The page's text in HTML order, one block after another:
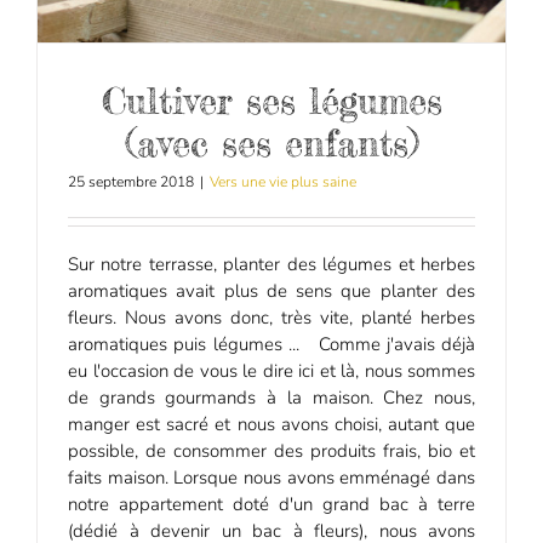
Cultiver ses légumes
(avec ses enfants)
25 septembre 2018 | Vers une vie plus saine
Sur notre terrasse, planter des légumes et herbes
aromatiques avait plus de sens que planter des
fleurs. Nous avons donc, très vite, planté herbes
aromatiques puis légumes ... Comme j'avais déjà
eu l'occasion de vous le dire ici et là, nous sommes
de grands gourmands à la maison. Chez nous,
manger est sacré et nous avons choisi, autant que
possible, de consommer des produits frais, bio et
faits maison. Lorsque nous avons emménagé dans
notre appartement doté d'un grand bac à terre
(dédié à devenir un bac à fleurs), nous avons